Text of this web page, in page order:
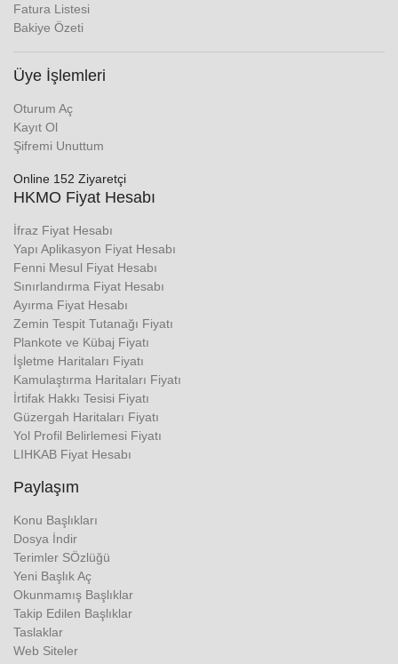
Fatura Listesi
Bakiye Özeti
Üye İşlemleri
Oturum Aç
Kayıt Ol
Şifremi Unuttum
Online 152 Ziyaretçi
HKMO Fiyat Hesabı
İfraz Fiyat Hesabı
Yapı Aplikasyon Fiyat Hesabı
Fenni Mesul Fiyat Hesabı
Sınırlandırma Fiyat Hesabı
Ayırma Fiyat Hesabı
Zemin Tespit Tutanağı Fiyatı
Plankote ve Kübaj Fiyatı
İşletme Haritaları Fiyatı
Kamulaştırma Haritaları Fiyatı
İrtifak Hakkı Tesisi Fiyatı
Güzergah Haritaları Fiyatı
Yol Profil Belirlemesi Fiyatı
LIHKAB Fiyat Hesabı
Paylaşım
Konu Başlıkları
Dosya İndir
Terimler SÖzlüğü
Yeni Başlık Aç
Okunmamış Başlıklar
Takip Edilen Başlıklar
Taslaklar
Web Siteler